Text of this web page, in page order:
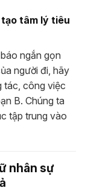
tâm lý tiêu
ngắn gọn
người đi, hãy
tác, công việc
B. Chúng ta
tập trung vào
nhân sự